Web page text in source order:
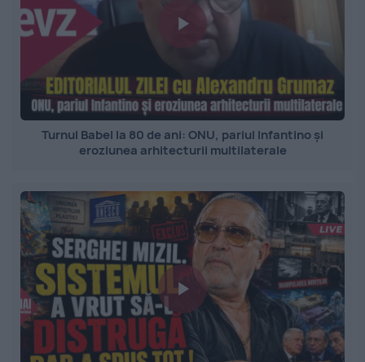
Turnul Babel la 80 de ani: ONU, pariul Infantino și
eroziunea arhitecturii multilaterale